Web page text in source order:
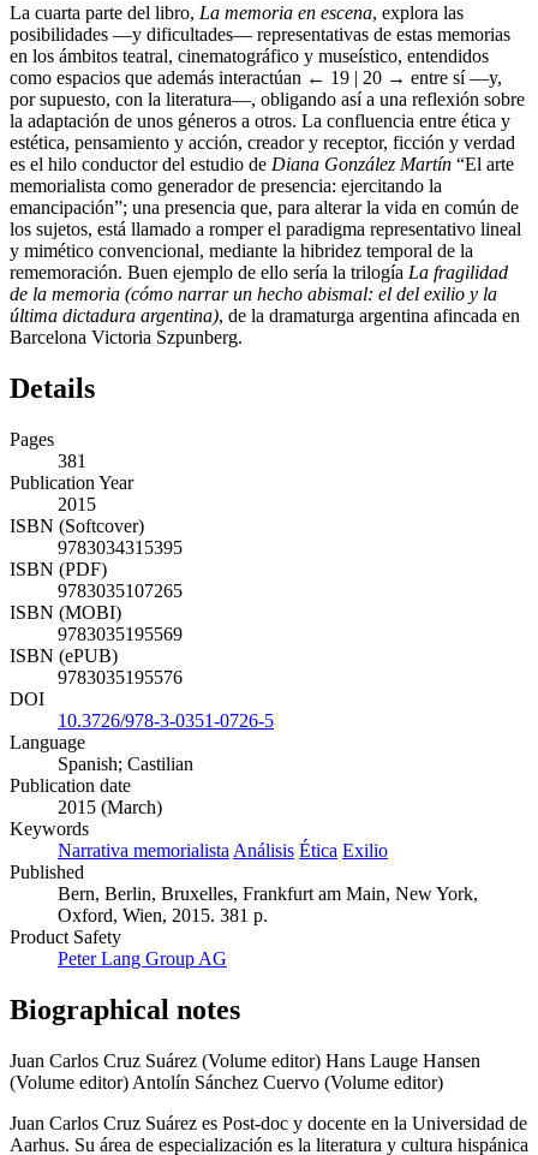
La cuarta parte del libro, La memoria en escena, explora las
posibilidades —y dificultades— representativas de estas memorias
en los ámbitos teatral, cinematográfico y museístico, entendidos
como espacios que además interactúan ← 19 | 20 → entre sí —y,
por supuesto, con la literatura—, obligando así a una reflexión sobre
la adaptación de unos géneros a otros. La confluencia entre ética y
estética, pensamiento y acción, creador y receptor, ficción y verdad
es el hilo conductor del estudio de Diana González Martín “El arte
memorialista como generador de presencia: ejercitando la
emancipación”; una presencia que, para alterar la vida en común de
los sujetos, está llamado a romper el paradigma representativo lineal
y mimético convencional, mediante la hibridez temporal de la
rememoración. Buen ejemplo de ello sería la trilogía La fragilidad
de la memoria (cómo narrar un hecho abismal: el del exilio y la
última dictadura argentina), de la dramaturga argentina afincada en
Barcelona Victoria Szpunberg.
Details
Pages
381
Publication Year
2015
ISBN (Softcover)
9783034315395
ISBN (PDF)
9783035107265
ISBN (MOBI)
9783035195569
ISBN (ePUB)
9783035195576
DOI
10.3726/978-3-0351-0726-5
Language
Spanish; Castilian
Publication date
2015 (March)
Keywords
Narrativa memorialista Análisis Ética Exilio
Published
Bern, Berlin, Bruxelles, Frankfurt am Main, New York,
Oxford, Wien, 2015. 381 p.
Product Safety
Peter Lang Group AG
Biographical notes
Juan Carlos Cruz Suárez (Volume editor) Hans Lauge Hansen
(Volume editor) Antolín Sánchez Cuervo (Volume editor)
Juan Carlos Cruz Suárez es Post-doc y docente en la Universidad de
Aarhus. Su área de especialización es la literatura y cultura hispánica